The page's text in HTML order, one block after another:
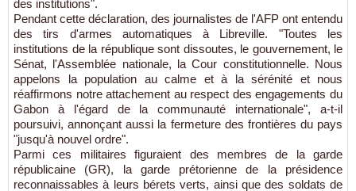
des institutions".
Pendant cette déclaration, des journalistes de l'AFP ont entendu
des tirs d'armes automatiques à Libreville. "Toutes les
institutions de la république sont dissoutes, le gouvernement, le
Sénat, l'Assemblée nationale, la Cour constitutionnelle. Nous
appelons la population au calme et à la sérénité et nous
réaffirmons notre attachement au respect des engagements du
Gabon à l'égard de la communauté internationale", a-t-il
poursuivi, annonçant aussi la fermeture des frontières du pays
"jusqu'à nouvel ordre".
Parmi ces militaires figuraient des membres de la garde
républicaine (GR), la garde prétorienne de la présidence
reconnaissables à leurs bérets verts, ainsi que des soldats de